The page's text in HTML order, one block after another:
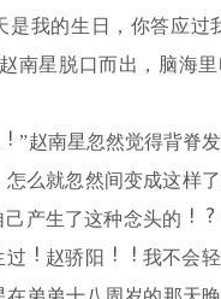
是我的生日，你答应过
南星脱口而出，脑海
”赵南星忽然觉得背脊
怎么就忽然间变成这样
产生了这种念头的
过
赵骄阳
我不会